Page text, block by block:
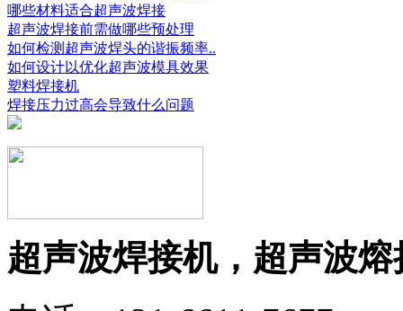
哪些材料适合超声波焊接
超声波焊接前需做哪些预处理
如何检测超声波焊头的谐振频率..
如何设计以优化超声波模具效果
塑料焊接机
焊接压力过高会导致什么问题
超声波焊接机，超声波